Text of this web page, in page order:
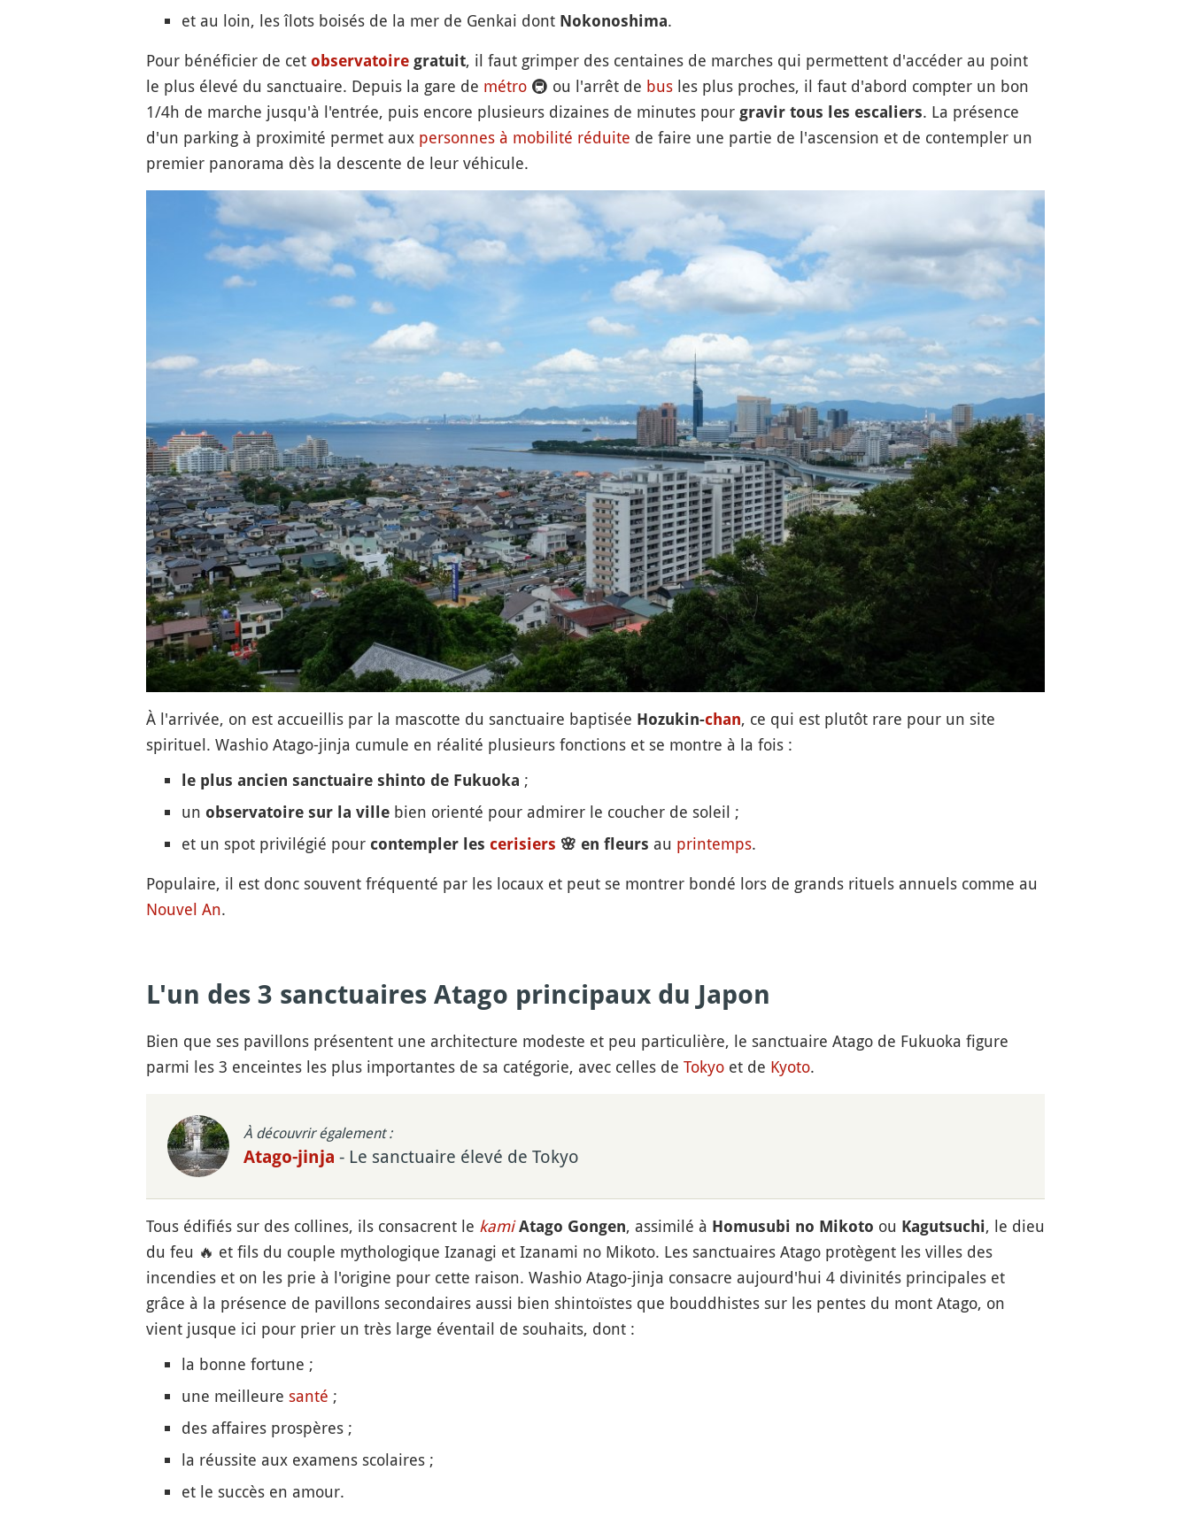
et au loin, les îlots boisés de la mer de Genkai dont Nokonoshima.
Pour bénéficier de cet observatoiregratuit, il faut grimper des centaines de marches qui permettent d'accéder au point
le plus élevé du sanctuaire. Depuis la gare de métro 🚇 ou l'arrêt de busles plus proches, il faut d'abord compter un bon
1/4h de marche jusqu'à l'entrée, puis encore plusieurs dizaines de minutes pour gravir tous les escaliers. La présence
d'un parking à proximité permet aux personnes à mobilité réduite de faire une partie de l'ascension et de contempler un
premier panorama dès la descente de leur véhicule.
À l'arrivée, on est accueillis par la mascotte du sanctuaire baptisée Hozukin-chan, ce qui est plutôt rare pour un site
spirituel. Washio Atago-jinja cumule en réalité plusieurs fonctions et se montre à la fois :
le plus ancien sanctuaire shinto de Fukuoka ;
un observatoire sur la villebien orienté pour admirer le coucher de soleil ;
et un spot privilégié pour contempler les cerisiers 🌸 en fleurs au printemps.
Populaire, il est donc souvent fréquenté par les locaux et peut se montrer bondé lors de grands rituels annuels comme au
Nouvel An.
L'un des 3 sanctuaires Atago principaux du Japon
Bien que ses pavillons présentent une architecture modeste et peu particulière, le sanctuaire Atago de Fukuoka figure
parmi les 3 enceintes les plus importantes de sa catégorie, avec celles de Tokyoet de Kyoto.
À découvrir également :
Atago-jinja - Le sanctuaire élevé de Tokyo
Tous édifiés sur des collines, ils consacrent le kami Atago Gongen, assimilé à Homusubi no Mikoto ou Kagutsuchi, le dieu
du feu 🔥 et fils du couple mythologique Izanagi et Izanami no Mikoto. Les sanctuaires Atago protègent les villes des
incendies et on les prie à l'origine pour cette raison. Washio Atago-jinja consacre aujourd'hui 4 divinités principales et
grâce à la présence de pavillons secondaires aussi bien shintoïstes que bouddhistes sur les pentes du mont Atago, on
vient jusque ici pour prier un très large éventail de souhaits, dont :
la bonne fortune ;
une meilleure santé ;
des affaires prospères ;
la réussite aux examens scolaires ;
et le succès en amour.